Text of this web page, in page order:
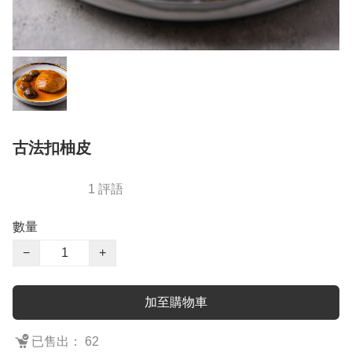
古法扣柚皮
1 評語
數量
−
+
加至購物車
已售出： 62